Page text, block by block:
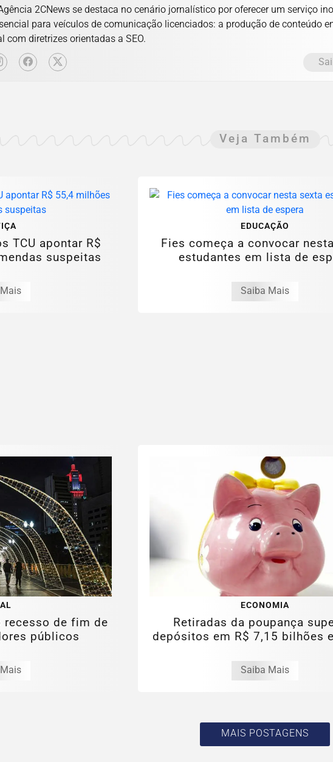
2CNews se destaca no cenário jornalístico por oferecer um serviço
para veículos de comunicação licenciados: a produção de conteúdo
com diretrizes orientadas a SEO.
Veja Também
TCU apontar R$
suspeitas
EDUCAÇÃO
Fies começa a convocar
estudantes em lista de
Saiba Mais
recesso de fim de
públicos
ECONOMIA
Retiradas da poupança
depósitos em R$ 7,15 bilhões
Saiba Mais
MAIS POSTAGENS